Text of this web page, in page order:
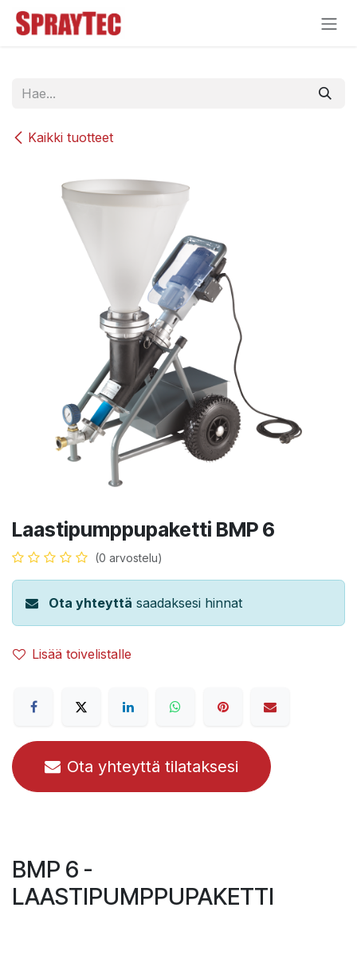
Siirry sisältöön
Kaikki tuotteet
Laastipumppupaketti BMP 6
(0 arvostelu)
Ota yhteyttä saadaksesi hinnat
Lisää toivelistalle
Ota yhteyttä tilataksesi
BMP 6 -
LAASTIPUMPPUPAKETTI